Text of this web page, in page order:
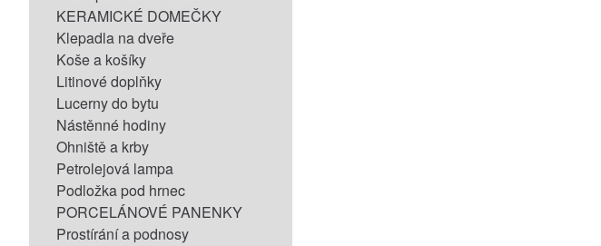
KERAMICKÉ DOMEČKY
Klepadla na dveře
Koše a košíky
Litinové doplňky
Lucerny do bytu
Nástěnné hodiny
Ohniště a krby
Petrolejová lampa
Podložka pod hrnec
PORCELÁNOVÉ PANENKY
Prostírání a podnosy